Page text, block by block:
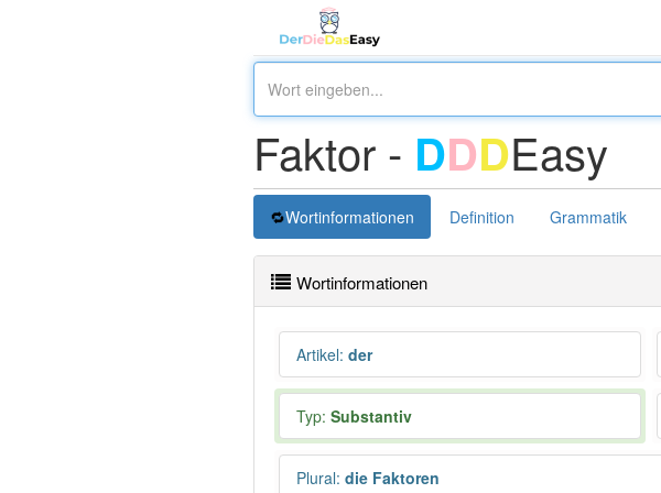
Faktor - DDDEasy
Wortinformationen Definition Grammatik
Wortinformationen
Artikel: der
Typ: Substantiv
Plural: die Faktoren